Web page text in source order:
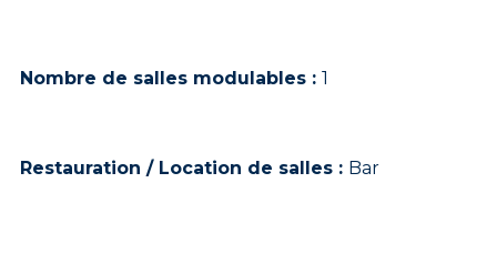
Nombre de salles modulables : 1
Restauration / Location de salles : Bar